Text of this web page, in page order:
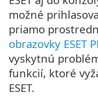
možné
priamo
obrazovky ESET
vyskytnú
funkcií, ktoré
ESET.